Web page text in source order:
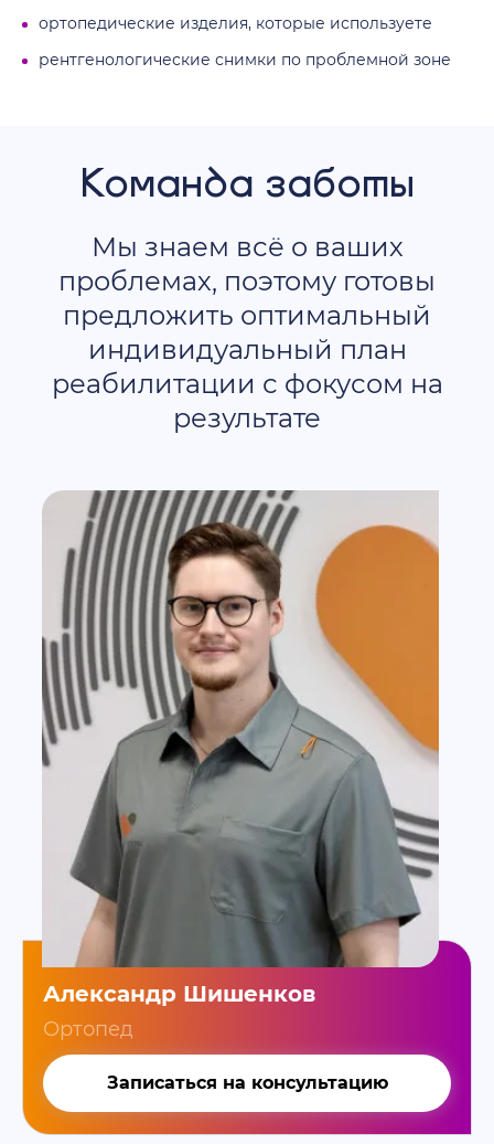
ортопедические изделия, которые используете
рентгенологические снимки по проблемной зоне
Команда заботы
Мы знаем всё о ваших
проблемах, поэтому готовы
предложить оптимальный
индивидуальный план
реабилитации с фокусом на
результате
Александр Шишенков
Ортопед
Записаться на консультацию